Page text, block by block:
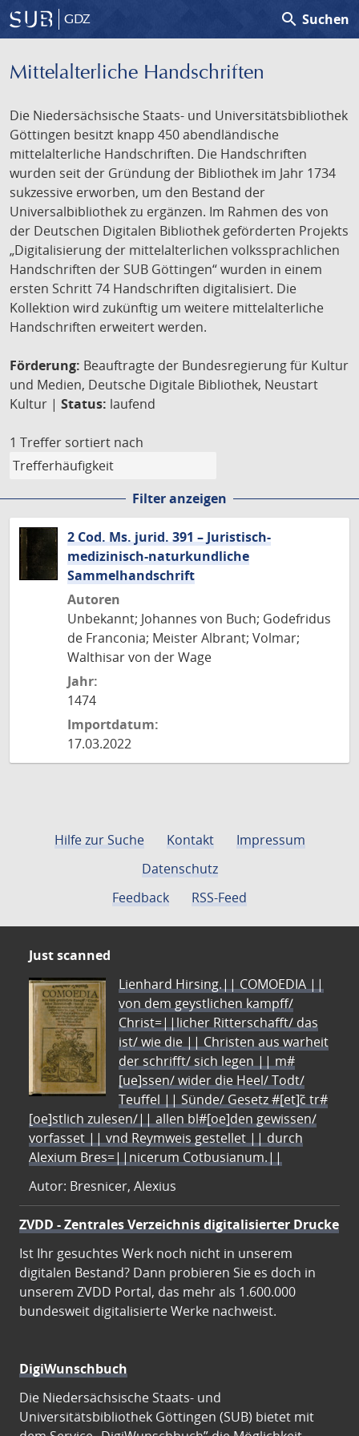
GDZ search Suchen
Mittelalterliche Handschriften
Die Niedersächsische Staats- und Universitätsbibliothek
Göttingen besitzt knapp 450 abendländische
mittelalterliche Handschriften. Die Handschriften
wurden seit der Gründung der Bibliothek im Jahr 1734
sukzessive erworben, um den Bestand der
Universalbibliothek zu ergänzen. Im Rahmen des von
der Deutschen Digitalen Bibliothek geförderten Projekts
„Digitalisierung der mittelalterlichen volkssprachlichen
Handschriften der SUB Göttingen“ wurden in einem
ersten Schritt 74 Handschriften digitalisiert. Die
Kollektion wird zukünftig um weitere mittelalterliche
Handschriften erweitert werden.
Förderung: Beauftragte der Bundesregierung für Kultur
und Medien, Deutsche Digitale Bibliothek, Neustart
Kultur | Status: laufend
1 Treffer sortiert nach
Filter anzeigen
2 Cod. Ms. jurid. 391 – Juristisch-
medizinisch-naturkundliche
Sammelhandschrift
Autoren
Unbekannt; Johannes von Buch; Godefridus
de Franconia; Meister Albrant; Volmar;
Walthisar von der Wage
Jahr:
1474
Importdatum:
17.03.2022
Hilfe zur Suche Kontakt
Impressum
Datenschutz
Feedback
RSS-Feed
Just scanned
Lienhard Hirsing.|| COMOEDIA ||
von dem geystlichen kampff/
Christ=||licher Ritterschafft/ das
ist/ wie die || Christen aus warheit
der schrifft/ sich legen || m#
[ue]ssen/ wider die Heel/ Todt/
Teuffel || Sünde/ Gesetz #[et]c̃ tr#
[oe]stlich zulesen/|| allen bl#[oe]den gewissen/
vorfasset || vnd Reymweis gestellet || durch
Alexium Bres=||nicerum Cotbusianum.||
Autor: Bresnicer, Alexius
ZVDD - Zentrales Verzeichnis digitalisierter Drucke
Ist Ihr gesuchtes Werk noch nicht in unserem
digitalen Bestand? Dann probieren Sie es doch in
unserem ZVDD Portal, das mehr als 1.600.000
bundesweit digitalisierte Werke nachweist.
DigiWunschbuch
Die Niedersächsische Staats- und
Universitätsbibliothek Göttingen (SUB) bietet mit